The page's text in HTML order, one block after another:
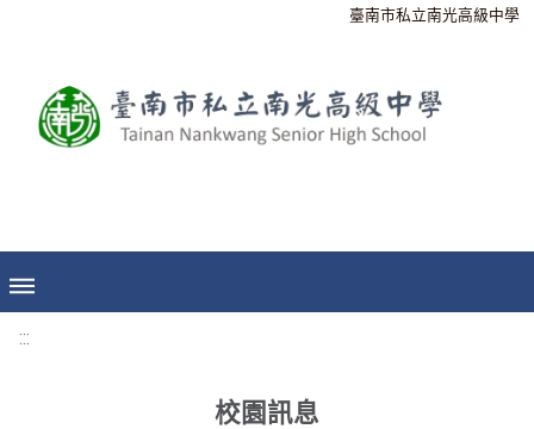
臺南市私立南光高級中學
:::
校園訊息